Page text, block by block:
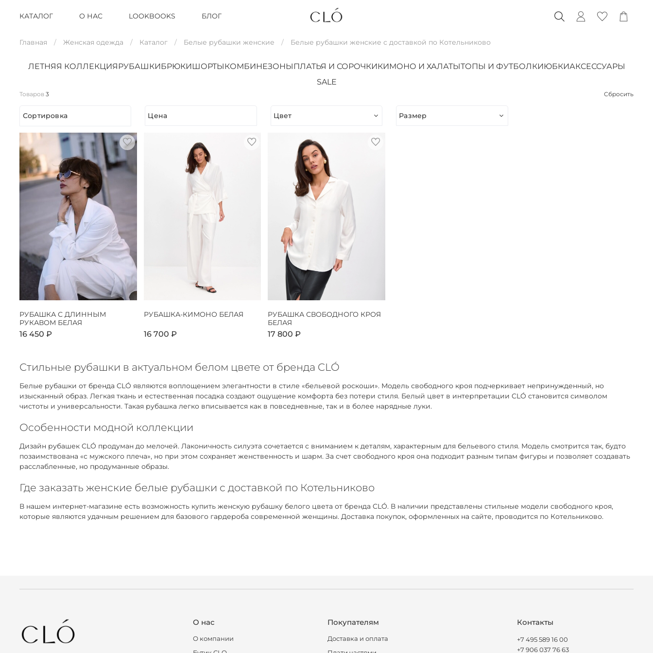
КАТАЛОГ О НАС LOOKBOOKS БЛОГ
Главная Женская одежда Каталог Белые рубашки женские Белые рубашки женские с доставкой по Котельниково
ЛЕТНЯЯ КОЛЛЕКЦИЯ РУБАШКИБРЮКИШОРТЫ КОМБИНЕЗОНЫ ПЛАТЬЯ И СОРОЧКИКИМОНО И ХАЛАТЫТОПЫ И ФУТБОЛКИЮБКИАКСЕССУАРЫ
SALE
Товаров 3 Сбросить
Сортировка Цена Цвет Размер
РУБАШКА С ДЛИННЫМ
РУКАВОМ БЕЛАЯ
16 450 ₽
РУБАШКА-КИМОНО БЕЛАЯ
16 700 ₽
РУБАШКА СВОБОДНОГО КРОЯ
БЕЛАЯ
17 800 ₽
Стильные рубашки в актуальном белом цвете от бренда CLÓ
Белые рубашки от бренда CLÓ являются воплощением элегантности в стиле «бельевой роскоши». Модель свободного кроя подчеркивает непринужденный, но
изысканный образ. Легкая ткань и естественная посадка создают ощущение комфорта без потери стиля. Белый цвет в интерпретации CLÓ становится символом
чистоты и универсальности. Такая рубашка легко вписывается как в повседневные, так и в более нарядные луки.
Особенности модной коллекции
Дизайн рубашек CLÓ продуман до мелочей. Лаконичность силуэта сочетается с вниманием к деталям, характерным для бельевого стиля. Модель смотрится так, будто
позаимствована «с мужского плеча», но при этом сохраняет женственность и шарм. За счет свободного кроя она подходит разным типам фигуры и позволяет создавать
расслабленные, но продуманные образы.
Где заказать женские белые рубашки с доставкой по Котельниково
В нашем интернет-магазине есть возможность купить женскую рубашку белого цвета от бренда CLÓ. В наличии представлены стильные модели свободного кроя,
которые являются удачным решением для базового гардероба современной женщины. Доставка покупок, оформленных на сайте, проводится по Котельниково.
О нас
О компании
Покупателям
Доставка и оплата
Контакты
+7 495 589 16 00
+7 906 037 76 63